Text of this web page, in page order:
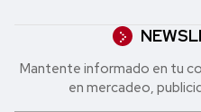
Mantente informado en tu
en mercadeo,